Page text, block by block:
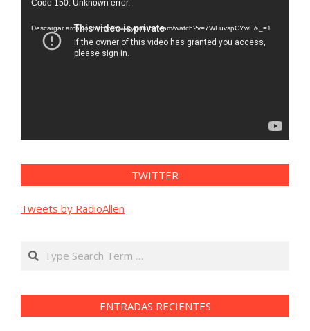
vídeo
Code 150: Unknown error.
Descargar archivo: https://www.youtube.com/watch?v=7WLuvspCYwE&_=1
TWITTER
Tweets by RadioAllen
Search
ENTRADAS RECIENTES